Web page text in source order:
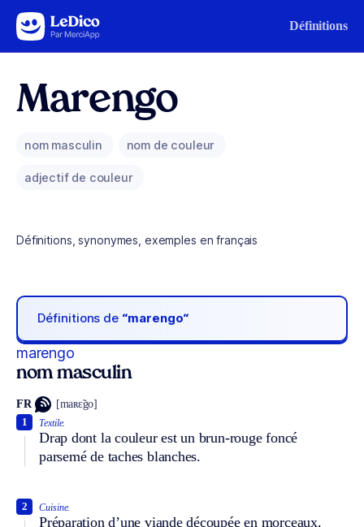
Aller au contenu Définitions
Marengo
nom masculin nom de couleur
adjectif de couleur
Définitions, synonymes, exemples en français
Définitions de “marengo“
marengo
nom masculin
FR [maʀɛ̃go]
Textile.
Drap dont la couleur est un brun-rouge foncé
parsemé de taches blanches.
1
Cuisine.
Préparation d’une viande découpée en morceaux,
2